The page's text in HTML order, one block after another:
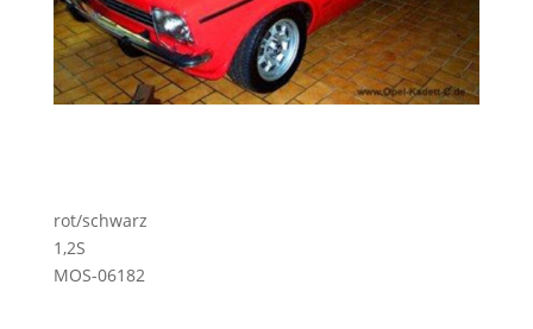
rot/schwarz
1,2S
MOS-06182